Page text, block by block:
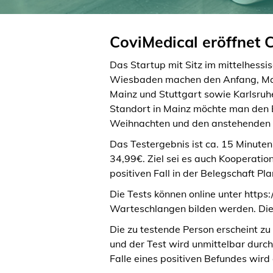
CoviMedical eröffnet
Das Startup mit Sitz im
Wiesbaden machen den Anfang,
Mainz und Stuttgart sowie
Standort in Mainz möchte man
Weihnachten und den
Das Testergebnis ist ca. 15
34,99€. Ziel sei es auch
positiven Fall in der Belegschaft
Die Tests können online unter
Warteschlangen bilden werden.
Die zu testende Person erscheint
und der Test wird unmittelbar
Falle eines positiven Befundes